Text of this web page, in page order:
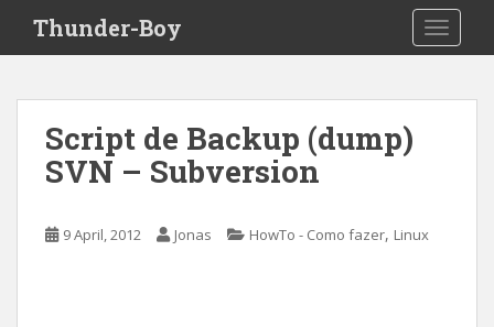
i
Thunder-Boy
Script de Backup (dump)
SVN – Subversion
9 April, 2012 Jonas HowTo - Como fazer, Linux